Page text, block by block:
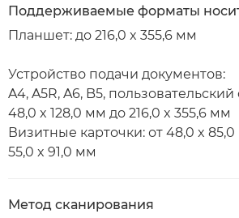
Поддерживаемые форматы
Планшет: до 216,0 x 355,6 мм
Устройство подачи документов:
A4, A5R, A6, B5,
48,0 x 128,0 мм до 216,0 x 355,6 мм
Визитные карточки: от 48,0 x
55,0 x 91,0 мм
Метод сканирования